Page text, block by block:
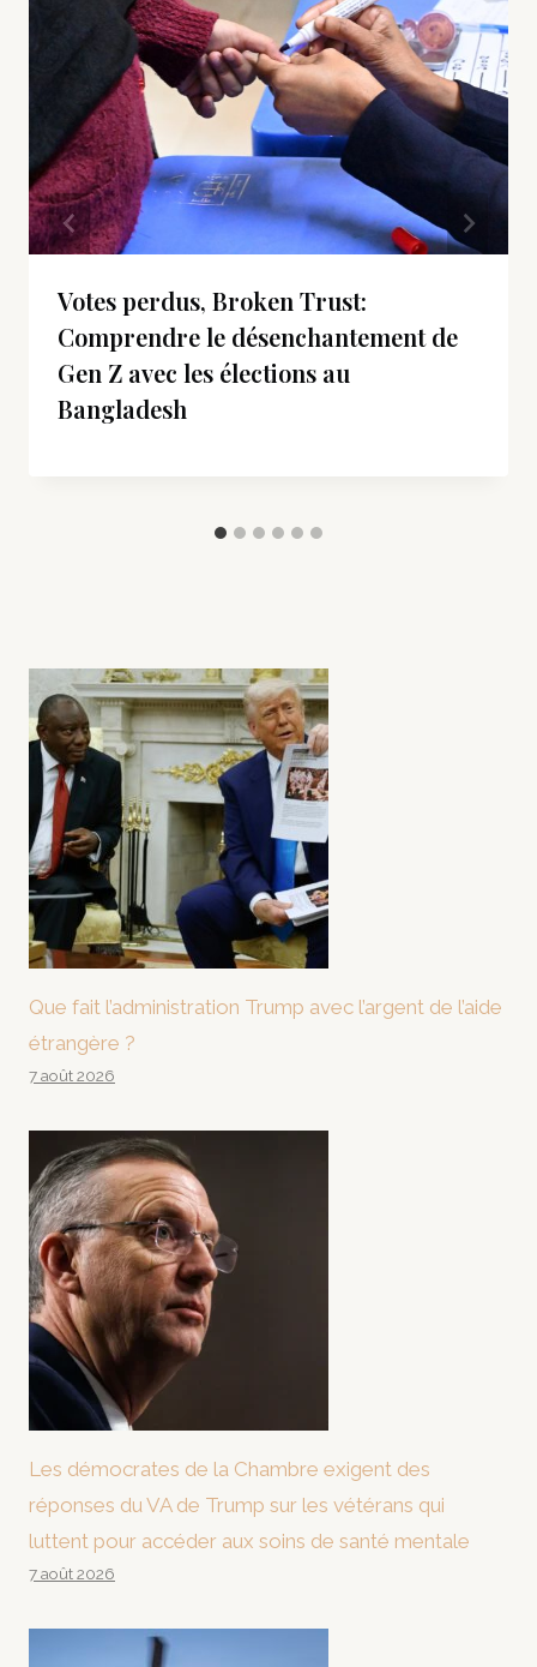
Votes perdus, Broken Trust:
Comprendre le désenchantement de
Gen Z avec les élections au
Bangladesh
Que fait l’administration Trump avec l’argent de l’aide
étrangère ?
7 août 2026
Les démocrates de la Chambre exigent des
réponses du VA de Trump sur les vétérans qui
luttent pour accéder aux soins de santé mentale
7 août 2026